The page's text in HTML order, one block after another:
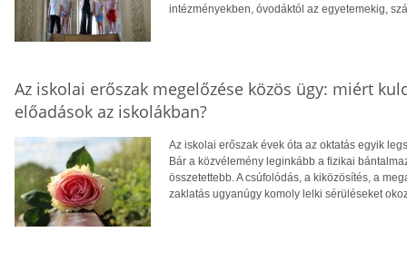
intézményekben, óvodáktól az egyetemekig,
Az iskolai erőszak megelőzése közös ügy: miért
előadások az iskolákban?
Az iskolai erőszak évek óta az oktatás egyik
Bár a közvélemény leginkább a fizikai
összetettebb. A csúfolódás, a kiközösítés, a
zaklatás ugyanúgy komoly lelki sérüléseket